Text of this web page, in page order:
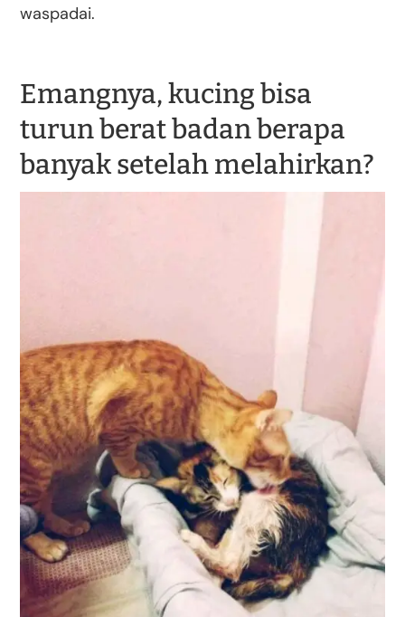
waspadai.
Emangnya, kucing bisa
turun berat badan berapa
banyak setelah melahirkan?